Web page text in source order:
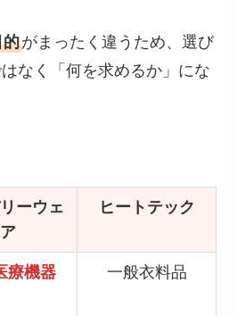
的がまったく違うため、選び
なく「何を求めるか」にな
ーウェ
ア
ヒートテック
療機器 一般衣料品